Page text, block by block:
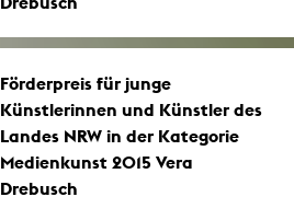
Förderpreis für junge
Künstlerinnen und Künstler des
Landes NRW in der Kategorie
Medienkunst 2015 Vera
Drebusch